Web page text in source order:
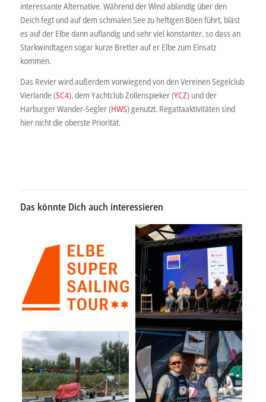
interessante Alternative. Während der Wind ablandig über den
Deich fegt und auf dem schmalen See zu heftigen Böen führt, bläst
es auf der Elbe dann auflandig und sehr viel konstanter, so dass an
Starkwindtagen sogar kurze Bretter auf er Elbe zum Einsatz
kommen.
Das Revier wird außerdem vorwiegend von den Vereinen Segelclub
Vierlande (SC4), dem Yachtclub Zollenspieker (YCZ) und der
Harburger Wander-Segler (HWS) genutzt. Regattaaktivitäten sind
hier nicht die oberste Priorität.
Das könnte Dich auch interessieren